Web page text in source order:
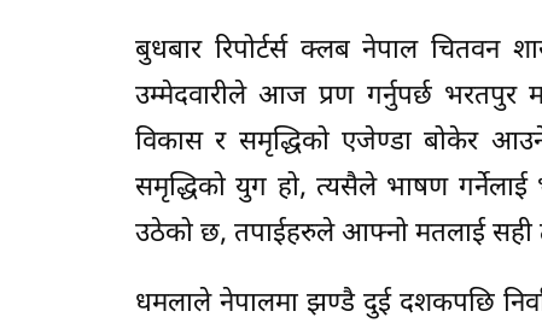
बुधबार रिपोर्टर्स क्लब नेपाल चितवन
उम्मेदवारीले आज प्रण गर्नुपर्छ भरतपुर
विकास र समृद्धिको एजेण्डा बोकेर
समृद्धिको युग हो, त्यसैले भाषण
उठेको छ, तपाईहरुले आफ्नो मतलाई सही
धमलाले नेपालमा झण्डै दुई दशकपछि